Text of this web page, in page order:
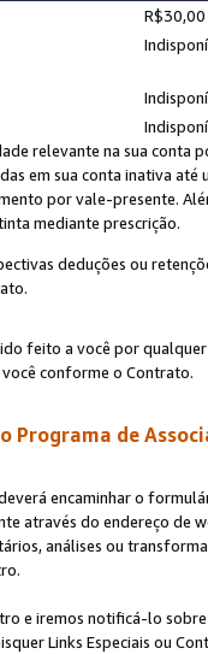
R$30,00
relevante na sua conta
em sua conta inativa
por vale-presente.
mediante prescrição.
deduções ou
feito a você por
conforme o Contrato.
Programa de
encaminhar o
através do endereço
análises ou
e iremos notificá-lo
Links Especiais ou